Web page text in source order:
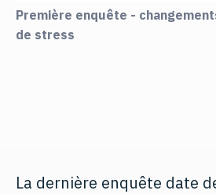
Première enquête -
de stress
La dernière enquête date